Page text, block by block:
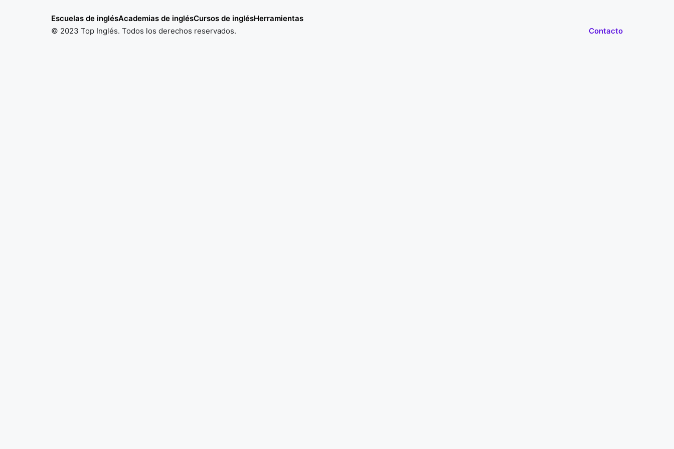
Escuelas de inglésAcademias de inglésCursos de inglésHerramientas
© 2023 Top Inglés. Todos los derechos reservados.
Contacto